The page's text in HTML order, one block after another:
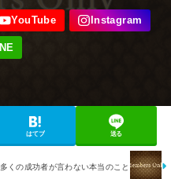
はてブ 送る
多くの成功者が言わない本当のこと